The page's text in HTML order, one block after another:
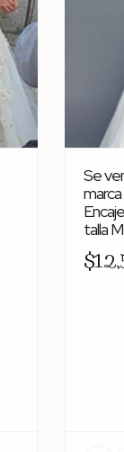
Se
talla M